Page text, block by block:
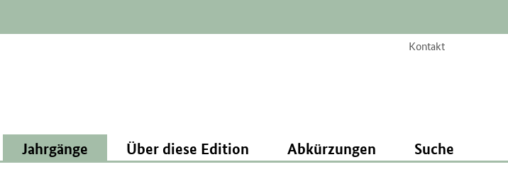
Kontakt
Jahrgänge Über diese Edition Abkürzungen Suche